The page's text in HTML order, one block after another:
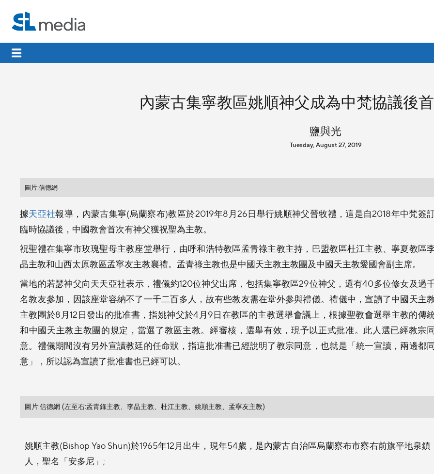
內蒙古集寧教區姚順神父成為中梵協議後
鹽與光
Tuesday, August 27, 2019
圖片:信德網
據天亞社報導，內蒙古集寧(烏蘭察布)教區於2019年8月26日舉行姚順神父晉牧禮，這是自2018年中梵簽
臨時協議後，中國教會首次有神父獲祝聖為主教。
祝聖禮在集寧市玫瑰聖母主教座堂舉行，由呼和浩特教區孟青祿主教主持，巴盟教區杜江主教、寧夏教區
晶主教和山西太原教區孟寧友主教襄禮。孟青祿主教也是中國天主教主教團及中國天主教愛國會副主席。
當地的若瑟神父向天天亞社表示，禮儀約120位神父出席，包括集寧教區29位神父，還有40多位修女及過
名教友參加，因該座堂容納不了一千二百多人，故有些教友需在堂外參與禮儀。禮儀中，宣讀了中國天主
主教團於8月12日發出的批准書，指姚神父於4月9日在教區的主教選舉會議上，根據聖教會選舉主教的傳
和中國天主教主教團的規定，當選了教區主教。經審核，選舉有效，現予以正式批准。此人選已經教宗同
意。禮儀期間沒有另外宣讀教廷的任命狀，指這批准書已經說明了教宗同意，也就是「統一宣讀，兩邊都同
意」，所以認為宣讀了批准書也已經可以。
圖片:信德網 (左至右:孟青錄主教、李晶主教、杜江主教、姚順主教、孟寧友主教)
姚順主教(Bishop Yao Shun)於1965年12月出生，現年54歲，是內蒙古自治區烏蘭察布市察右前旗平地泉鎮
人，聖名「安多尼」;